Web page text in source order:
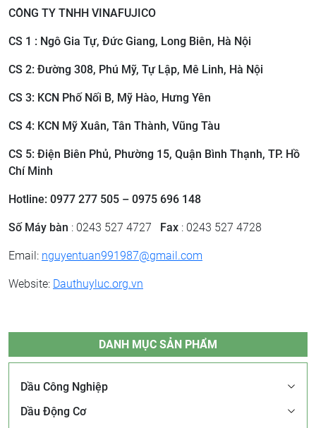
CÔNG TY TNHH VINAFUJICO
CS 1 : Ngô Gia Tự, Đức Giang, Long Biên, Hà Nội
CS 2: ​Đường 308, Phú Mỹ, Tự Lập, Mê Linh, Hà Nội
CS 3: ​KCN Phố Nối B, Mỹ Hào, Hưng Yên
CS 4: KCN Mỹ Xuân, Tân Thành, Vũng Tàu
CS 5: Điện Biên Phủ, Phường 15, Quận Bình Thạnh, TP. Hồ
Chí Minh
Hotline: 0977 277 505 – 0975 696 148
Số Máy bàn : 0243 527 4727 Fax : 0243 527 4728
Email: nguyentuan991987@gmail.com
Website: Dauthuyluc.org.vn
DANH MỤC SẢN PHẨM
Dầu Công Nghiệp
Dầu Động Cơ